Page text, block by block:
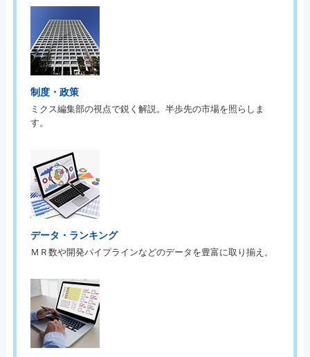
制度・政策
ミクス編集部の視点で鋭く解説。半歩先の市場を照らしま
す。
データ・ランキング
ＭＲ数や開発パイプラインなどのデータを豊富に取り揃え。